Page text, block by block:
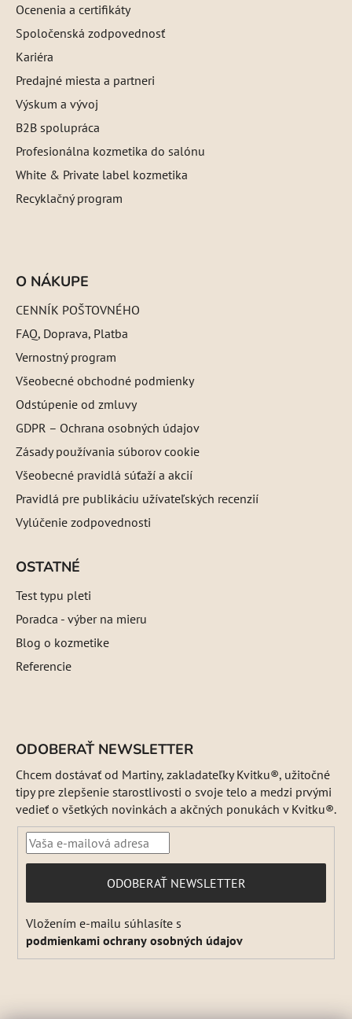
Ocenenia a certifikáty
Spoločenská zodpovednosť
Kariéra
Predajné miesta a partneri
Výskum a vývoj
B2B spolupráca
Profesionálna kozmetika do salónu
White & Private label kozmetika
Recyklačný program
O NÁKUPE
CENNÍK POŠTOVNÉHO
FAQ, Doprava, Platba
Vernostný program
Všeobecné obchodné podmienky
Odstúpenie od zmluvy
GDPR – Ochrana osobných údajov
Zásady používania súborov cookie
Všeobecné pravidlá súťaží a akcií
Pravidlá pre publikáciu užívateľských recenzií
Vylúčenie zodpovednosti
OSTATNÉ
Test typu pleti
Poradca - výber na mieru
Blog o kozmetike
Referencie
ODOBERAŤ NEWSLETTER
Chcem dostávať od Martiny, zakladateľky Kvitku®, užitočné
tipy pre zlepšenie starostlivosti o svoje telo a medzi prvými
vedieť o všetkých novinkách a akčných ponukách v Kvitku®.
PRIHLÁSIŤ
SA
ODOBERAŤ NEWSLETTER
Vložením e-mailu súhlasíte s
podmienkami ochrany osobných údajov